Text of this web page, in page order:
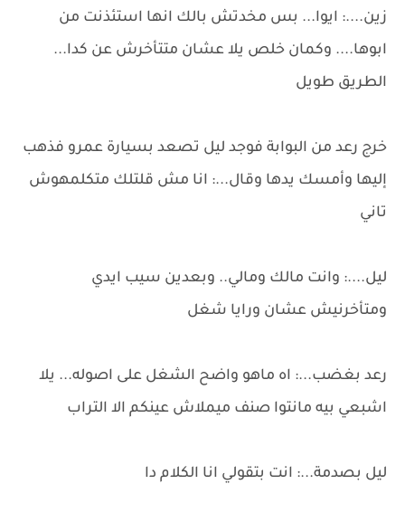
زين....: ايوا... بس مخدتش بالك انها استئذنت من
ابوها.... وكمان خلص يلا عشان متتأخرش عن كدا...
الطريق طويل
خرج رعد من البوابة فوجد ليل تصعد بسيارة عمرو فذهب
إليها وأمسك يدها وقال...: انا مش قلتلك متكلمهوش
تاني
ليل....: وانت مالك ومالي.. وبعدين سيب ايدي
ومتأخرنيش عشان ورايا شغل
رعد بغضب...: اه ماهو واضح الشغل على اصوله... يلا
اشبعي بيه مانتوا صنف ميملاش عينكم الا التراب
ليل بصدمة...: انت بتقولي انا الكلام دا